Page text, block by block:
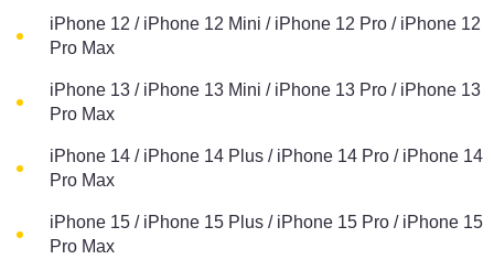
iPhone 12 / iPhone 12 Mini / iPhone 12 Pro / iPhone 12
Pro Max
iPhone 13 / iPhone 13 Mini / iPhone 13 Pro / iPhone 13
Pro Max
iPhone 14 / iPhone 14 Plus / iPhone 14 Pro / iPhone 14
Pro Max
iPhone 15 / iPhone 15 Plus / iPhone 15 Pro / iPhone 15
Pro Max